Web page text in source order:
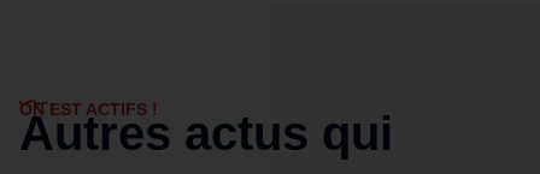
ON EST ACTIFS !
Autres actus qui